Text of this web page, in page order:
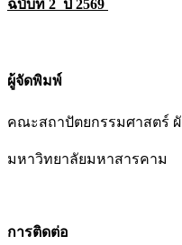
ฉบับที่ 2 ปี 2569
ผู้จัดพิมพ์
คณะสถาปัตยกรรมศาสตร์
มหาวิทยาลัยมหาสารคาม
การติดต่อ